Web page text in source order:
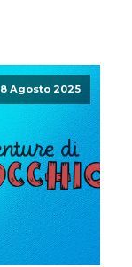
8 Agosto 2025